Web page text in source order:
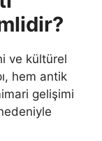
ve kültürel
hem antik
gelişimi